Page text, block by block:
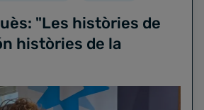
"Les històries de
històries de la